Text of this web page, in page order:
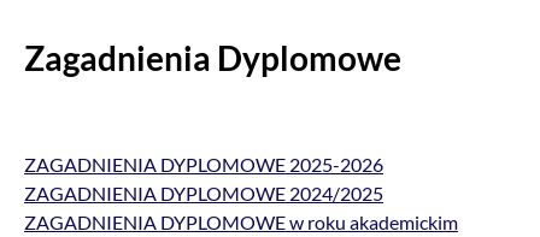
Zagadnienia Dyplomowe
ZAGADNIENIA DYPLOMOWE 2025-2026
ZAGADNIENIA DYPLOMOWE 2024/2025
ZAGADNIENIA DYPLOMOWE w roku akademickim